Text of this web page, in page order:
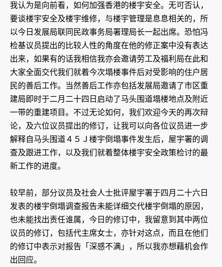
我认为是向前看，如何加强香港的楼宇安全。无可否认，
要谈楼宇安全及楼宇维修，与楼宇管理是息息相关的，所
以今日发展局联同民政事务局署理局长一起出席。恐怕冯
检基议员提出的比较人性的角度在他的修正案中没有表达
出来，如果有的话我相信我亦会邀请劳工及福利局在此和
大家全面交代我们就着今次塌楼事件后对受影响的住户居
民的善后工作。当然善后工作亦包括发展局邀请了市区重
建局即时于二月二十四日启动了马头围道塌楼地点及附近
一带的重建项目。不过无论如何，我们欢迎今天的再次辩
论，及六位议员提出的修订，让我可以向各位议员进一步
解释自马头围道４５Ｊ楼宇倒塌事件发生后，屋宇署的调
查及跟进工作，以及我们就着整体楼宇安全政策检讨的最
新工作的进度。
较早前，部分议员及社会人士批评屋宇署于四月二十六日
发表的楼宇倒塌调查报告未能详细交代楼宇倒塌的原因，
也未能找出责任谁属，今日的修订中，我留意到其中两位
议员的修订，包括代主席女士，亦针对这点，而且在他们
的修订中表示对报告「深感不满」，所以我亦想藉机会作
出回应。